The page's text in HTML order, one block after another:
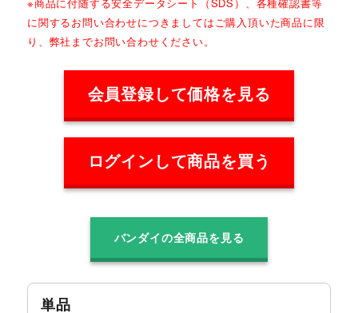
に関するお問い合わせにつきましてはご購入頂いた商品に限
り、弊社までお問い合わせください。
会員登録して価格を見る
ログインして商品を買う
バンダイの全商品を見る
単品